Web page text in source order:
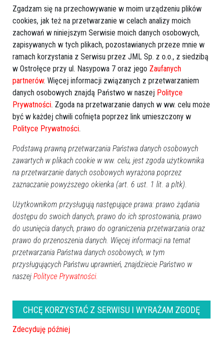
GOOGLE NEWS
Obserwuj nas i otrzymuj nowe wiadomości
Dodaj eOstroleka do obserwowanych źródeł w Google News.
Obserwuj w Google News
Więcej o Kadzidło Dariusz Łukaszewski
egzamin
ósmoklasisty ,koronawirus
Zgadzam się na przechowywanie w moim urządzeniu plików
cookies, jak też na przetwarzanie w celach analizy moich
zachowań w niniejszym Serwisie moich danych osobowych,
zapisywanych w tych plikach, pozostawianych przeze mnie w
ramach korzystania z Serwisu przez JML Sp. z o.o., z siedzibą
w Ostrołęce przy ul. Nasypowa 7 oraz jego Zaufanych
partnerów. Więcej informacji związanych z przetwarzaniem
danych osobowych znajdą Państwo w naszej Polityce
Prywatności. Zgoda na przetwarzanie danych w ww. celu może
być w każdej chwili cofnięta poprzez link umieszczony w
Polityce Prywatności.
Podstawą prawną przetwarzania Państwa danych osobowych
zawartych w plikach cookie w ww. celu, jest zgoda użytkownika
na przetwarzanie danych osobowych wyrażona poprzez
zaznaczanie powyższego okienka (art. 6 ust. 1 lit. a pltk).
Użytkownikom przysługują następujące prawa: prawo żądania
dostępu do swoich danych, prawo do ich sprostowania, prawo
do usunięcia danych, prawo do ograniczenia przetwarzania oraz
prawo do przenoszenia danych. Więcej informacji na temat
przetwarzania Państwa danych osobowych, w tym
przysługujących Państwu uprawnień, znajdziecie Państwo w
naszej Polityce Prywatności.
CHCĘ KORZYSTAĆ Z SERWISU I WYRAŻAM ZGODĘ
Zdecyduję później